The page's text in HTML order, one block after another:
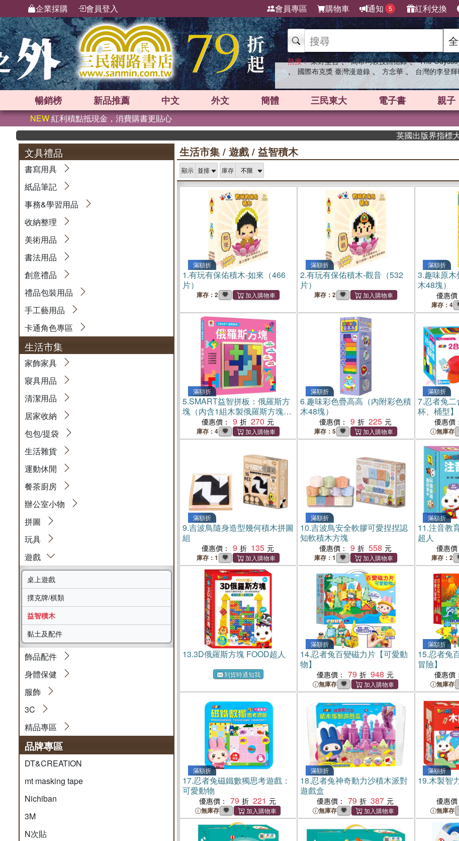
企業採購 會員登入 會員專區 購物車 通知 5 紅利兌換
熱搜： 東野圭吾 、 高希均教授回憶錄 、 The
、 國際布克獎 臺灣漫遊錄 、 方念華 、 台灣的李登
暢銷榜 新品推薦 中文 外文 簡體 三民東大 電子書 親子
NEW紅利積點抵現金，消費購書更貼心
英國出版界指標大獎肯定！
文具禮品
書寫用具
紙品筆記
事務&學習用品
收納整理
美術用品
書法用品
創意禮品
禮品包裝用品
手工藝用品
卡通角色專區
生活市集
家飾家具
寢具用品
清潔用品
居家收納
包包/提袋
生活雜貨
運動休閒
餐茶廚房
辦公室小物
拼圖
玩具
遊戲
桌上遊戲
撲克牌/棋類
益智積木
黏土及配件
飾品配件
身體保健
服飾
3C
精品專區
品牌專區
DT&CREATION
mt masking tape
Nichiban
3M
N次貼
生活市集 / 遊戲/ 益智積木
顯示 庫存
滿額折
1.有玩有保佑積木-如來（466
片）
庫存：2
滿額折
2.有玩有保佑積木-觀音（532
片）
庫存：2
滿額折
3.趣味原
木48塊）
優惠價
庫存：4
滿額折
5.SMART益智拼板：俄羅斯方
塊（內含1組木製俄羅斯方塊積
木+54款俌面造型變化+12款立
體造型變化+5種引導遊戲）
優惠價： 9 270
庫存：4
滿額折
6.趣味彩色疊高高（內附彩色積
木48塊）
優惠價： 9 225
庫存：5
滿額折
7.忍者兔
杯、桶型】
優惠價：
無庫存
滿額折
9.吉波鳥隨身造型幾何積木拼圖
組
優惠價： 9 135
庫存：1
滿額折
10.吉波鳥安全軟膠可愛捏捏認
知軟積木方塊
優惠價： 9 558
庫存：1
滿額折
11.注音教
超人
優惠價
庫存：2
13.3D俄羅斯方塊 FOOD超人
到貨時通知我
滿額折
14.忍者兔百變磁力片【可愛動
物】
優惠價： 79 948
無庫存
滿額折
15.忍者兔
冒險】
優惠價：
無庫存
滿額折
17.忍者兔磁鐵數獨思考遊戲：
可愛動物
優惠價： 79 221
無庫存
滿額折
18.忍者兔神奇動力沙積木派對
遊戲盒
優惠價： 79 387
無庫存
滿額折
19.木製智
優惠價
無庫存